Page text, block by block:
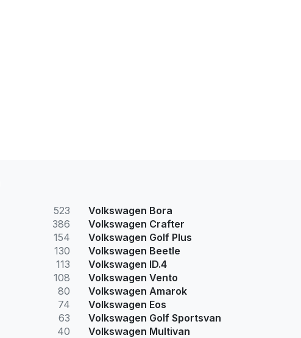
523
386
154
130
113
108
80
74
63
40
Volkswagen Bora
Volkswagen Crafter
Volkswagen Golf Plus
Volkswagen Beetle
Volkswagen ID.4
Volkswagen Vento
Volkswagen Amarok
Volkswagen Eos
Volkswagen Golf Sportsvan
Volkswagen Multivan